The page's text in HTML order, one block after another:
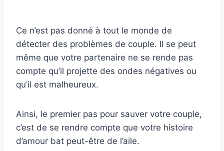
Ce n’est pas donné à tout le monde de
détecter des problèmes de couple. Il se peut
même que votre partenaire ne se rende pas
compte qu’il projette des ondes négatives ou
qu’il est malheureux.
Ainsi, le premier pas pour sauver votre couple,
c’est de se rendre compte que votre histoire
d’amour bat peut-être de l’aile.